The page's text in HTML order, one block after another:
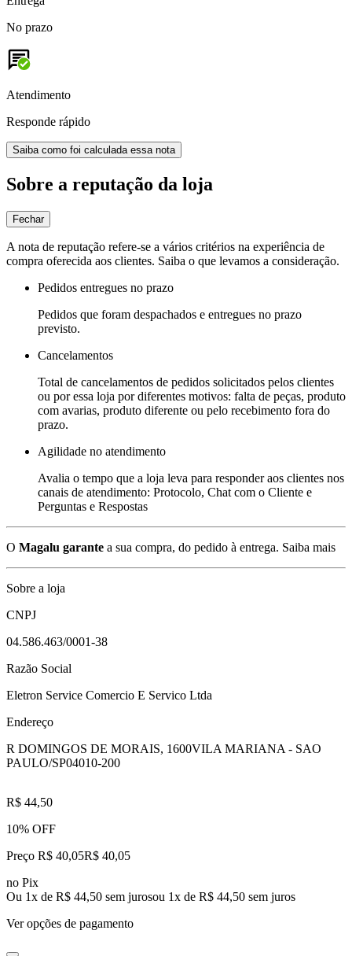
No prazo
Atendimento
Responde rápido
Saiba como foi calculada essa nota
Sobre a reputação da loja
Fechar
A nota de reputação refere-se a vários critérios na experiência de
compra oferecida aos clientes. Saiba o que levamos a consideração.
Pedidos entregues no prazo
Pedidos que foram despachados e entregues no prazo
previsto.
Cancelamentos
Total de cancelamentos de pedidos solicitados pelos clientes
ou por essa loja por diferentes motivos: falta de peças, produto
com avarias, produto diferente ou pelo recebimento fora do
prazo.
Agilidade no atendimento
Avalia o tempo que a loja leva para responder aos clientes nos
canais de atendimento: Protocolo, Chat com o Cliente e
Perguntas e Respostas
O Magalu garante a sua compra, do pedido à entrega. Saiba mais
Sobre a loja
CNPJ
04.586.463/0001-38
Razão Social
Eletron Service Comercio E Servico Ltda
Endereço
R DOMINGOS DE MORAIS, 1600VILA MARIANA - SAO
PAULO/SP04010-200
R$ 44,50
10% OFF
Preço R$ 40,05R$ 40,05
no Pix
Ou 1x de R$ 44,50 sem jurosou 1x de R$ 44,50 sem juros
Ver opções de pagamento